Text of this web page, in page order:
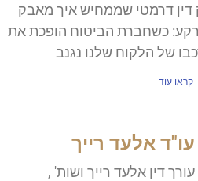
דין דרמטי שממחיש איך מאבק
כשחברת הביטוח הופכת את
של הלקוח שלנו נגנב
קראו עוד
עו"ד אלעד רייך
עורך דין אלעד רייך ושות' ,